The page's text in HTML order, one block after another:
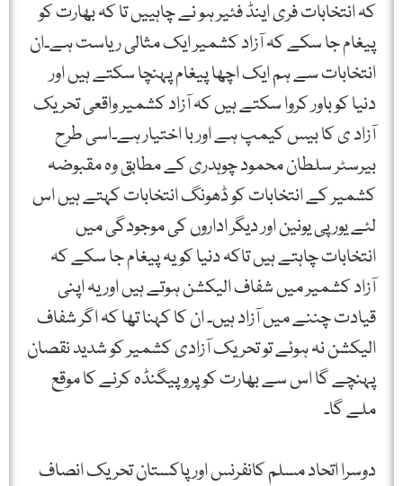
کہ انتخابات فری اینڈ فئیر ہو نے چاہییں تا کہ بھارت کو
پیغام جا سکے کہ آزاد کشمیر ایک مثالی ریاست ہے۔ان
انتخابات سے ہم ایک اچھا پیغام پہنچا سکتے ہیں اور
دنیا کو باور کروا سکتے ہیں کہ آزاد کشمیر واقعی تحریک
آزاد ی کا بیس کیمپ ہے اور با اختیار ہے۔اسی طرح
بیرسٹر سلطان محمود چوہدری کے مطابق وہ مقبوضہ
کشمیر کے انتخابات کو ڈھونگ انتخابات کہتے ہیں اس
لئے یورپی یونین اور دیگر اداروں کی موجودگی میں
انتخابات چاہتے ہیں تاکہ دنیا کو یہ پیغام جا سکے کہ
آزاد کشمیر میں شفاف الیکشن ہوتے ہیں اور یہ اپنی
قیادت چننے میں آزاد ہیں۔ ان کا کہنا تھا کہ اگر شفاف
الیکشن نہ ہوئے تو تحریک آزادی کشمیر کو شدید نقصان
پہنچے گا اس سے بھارت کو پروپیگنڈہ کرنے کا موقع
ملے گا۔
دوسرا اتحاد مسلم کانفرنس اور پاکستان تحریک انصاف